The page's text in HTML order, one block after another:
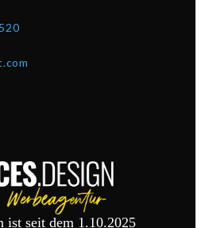
ist seit dem 1.10.2025